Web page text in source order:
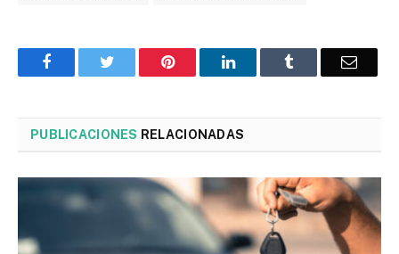
FacebookTwitter Pinterest LinkedInTumblr
PUBLICACIONES RELACIONADAS